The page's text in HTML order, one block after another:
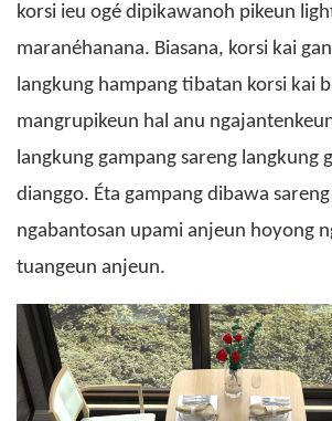
korsi ieu ogé dipikawanoh pikeun
maranéhanana. Biasana, korsi kai
langkung hampang tibatan korsi kai
mangrupikeun hal anu
langkung gampang sareng langkung
dianggo. Éta gampang dibawa
ngabantosan upami anjeun hoyong
tuangeun anjeun.